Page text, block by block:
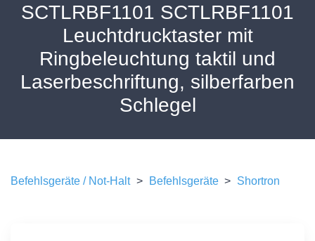
SCTLRBF1101 SCTLRBF1101
Leuchtdrucktaster mit
Ringbeleuchtung taktil und
Laserbeschriftung, silberfarben
Schlegel
Befehlsgeräte / Not-Halt > Befehlsgeräte > Shortron